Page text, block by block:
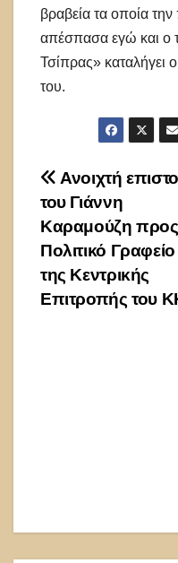
βραβεία τα οποία
απέσπασα εγώ και
Τσίπρας» καταλήγει
του.
Πλοήγηση
άρθρων
Ανοιχτή
του Γιάννη
Καραμούζη προς
Πολιτικό Γραφείο
της Κεντρικής
Επιτροπής του